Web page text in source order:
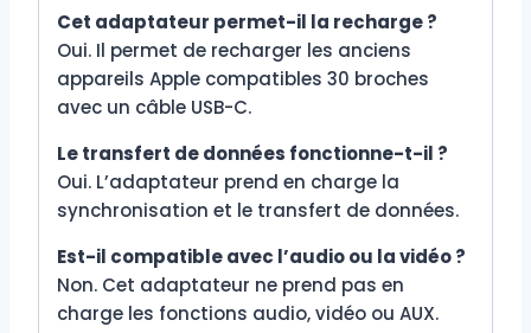
Cet adaptateur permet-il la recharge ?
Oui. Il permet de recharger les anciens
appareils Apple compatibles 30 broches
avec un câble USB-C.
Le transfert de données fonctionne-t-il ?
Oui. L’adaptateur prend en charge la
synchronisation et le transfert de données.
Est-il compatible avec l’audio ou la vidéo ?
Non. Cet adaptateur ne prend pas en
charge les fonctions audio, vidéo ou AUX.